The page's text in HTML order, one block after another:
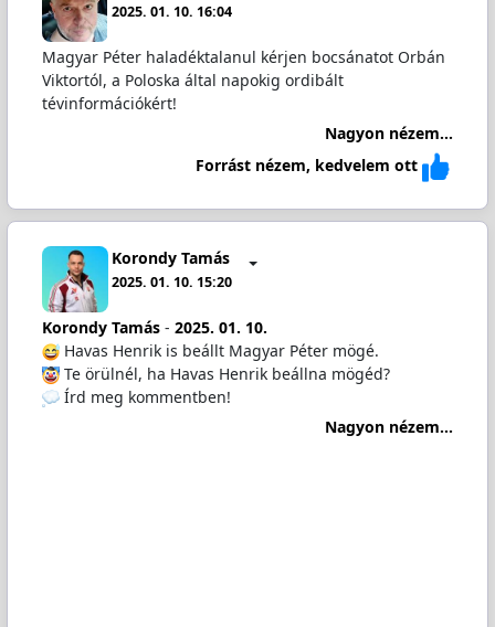
2025. 01. 10. 16:04
Magyar Péter haladéktalanul kérjen bocsánatot Orbán
Viktortól, a Poloska által napokig ordibált
tévinformációkért!
Nagyon nézem...
Forrást nézem, kedvelem ott
Korondy Tamás
2025. 01. 10. 15:20
Korondy Tamás- 2025. 01. 10.
Havas Henrik is beállt Magyar Péter mögé.
Te örülnél, ha Havas Henrik beállna mögéd?
Írd meg kommentben!
Nagyon nézem...